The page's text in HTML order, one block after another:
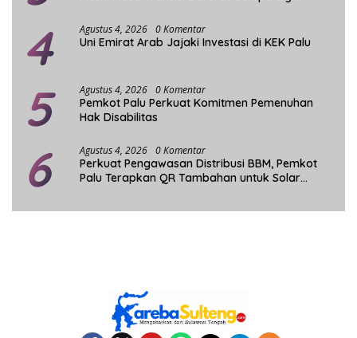
4 Agustus 4, 2026 0 Komentar
Uni Emirat Arab Jajaki Investasi di KEK Palu
5 Agustus 4, 2026 0 Komentar
Pemkot Palu Perkuat Komitmen Pemenuhan
Hak Disabilitas
6 Agustus 4, 2026 0 Komentar
Perkuat Pengawasan Distribusi BBM, Pemkot
Palu Terapkan QR Tambahan untuk Solar